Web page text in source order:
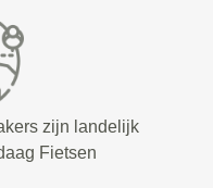
zijn landelijk
Fietsen